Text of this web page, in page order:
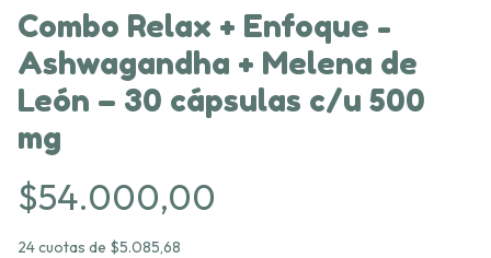
Combo Relax + Enfoque -
Ashwagandha + Melena de
León – 30 cápsulas c/u 500
mg
$54.000,00
24cuotas de $5.085,68